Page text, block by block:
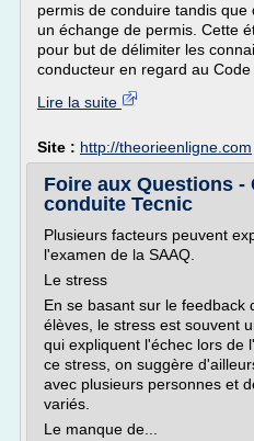
permis de conduire tandis
un échange de permis. Cette
pour but de délimiter les
conducteur en regard au Code
Lire la suite
Site : http://theorieenligne.com
Foire aux Questions -
conduite Tecnic
Plusieurs facteurs peuvent
l'examen de la SAAQ.
Le stress
En se basant sur le feedback
élèves, le stress est souvent
qui expliquent l'échec lors de
ce stress, on suggère
avec plusieurs personnes et
variés.
Le manque de...